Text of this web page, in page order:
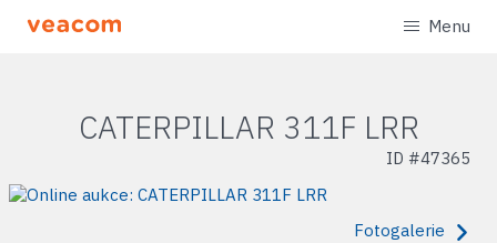
Menu
CATERPILLAR 311F LRR
ID #47365
Fotogalerie